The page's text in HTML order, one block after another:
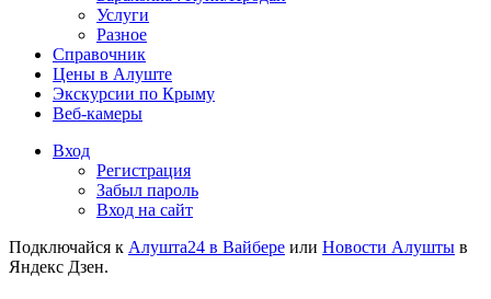
Услуги
Разное
Справочник
Цены в Алуште
Экскурсии по Крыму
Веб-камеры
Вход
Регистрация
Забыл пароль
Вход на сайт
Подключайся к Алушта24 в Вайбере или Новости Алушты в
Яндекс Дзен.